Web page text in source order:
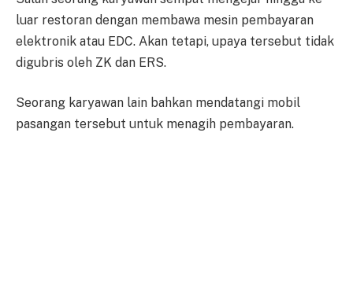
luar restoran dengan membawa mesin pembayaran
elektronik atau EDC. Akan tetapi, upaya tersebut tidak
digubris oleh ZK dan ERS.
Seorang karyawan lain bahkan mendatangi mobil
pasangan tersebut untuk menagih pembayaran.